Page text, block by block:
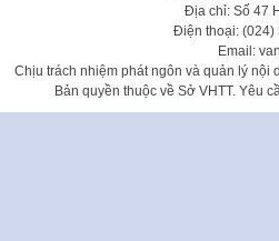
Địa chỉ: Số 47
Điện thoại: (024)
Email:
Chịu trách nhiệm phát ngôn và quản lý nội
Bản quyền thuộc về Sở VHTT. Yêu